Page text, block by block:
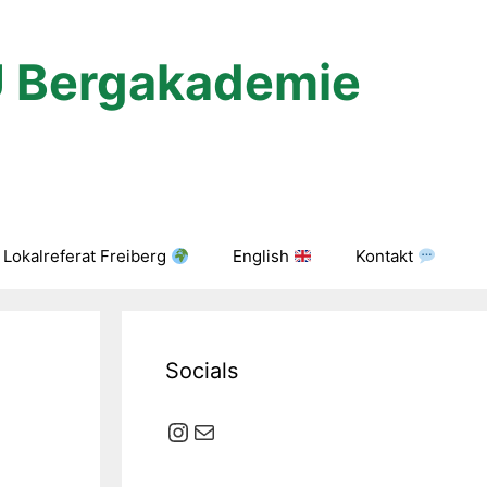
Bergakademie
Lokalreferat Freiberg English Kontakt
Socials
Instagram
E-Mail